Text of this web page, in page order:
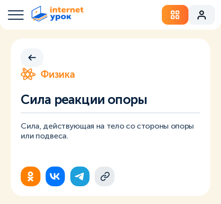
Физика
Сила реакции опоры
Сила, действующая на тело со стороны опоры
или подвеса.